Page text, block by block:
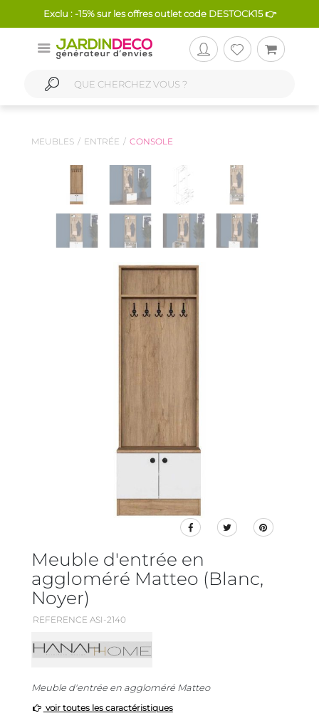
Exclu : -15% sur les offres outlet code DESTOCK15 👉
MEUBLES ENTRÉE CONSOLE
Meuble d'entrée en
aggloméré Matteo (Blanc,
Noyer)
REFERENCE ASI-2140
Meuble d'entrée en aggloméré Matteo
voir toutes les caractéristiques